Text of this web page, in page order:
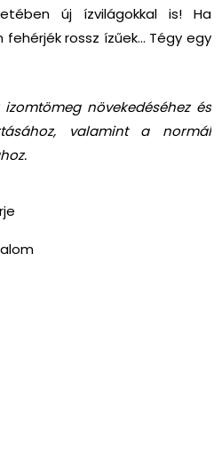
új ízvilágokkal is! Ha
rossz ízűek… Tégy egy
növekedéséhez és
valamint a normál